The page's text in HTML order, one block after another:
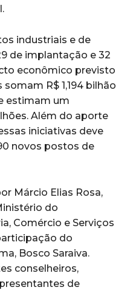
industriais e de
de implantação e 32
econômico previsto
R$ 1,194 bilhão
estimam um
Além do aporte
iniciativas deve
novos postos de
Márcio Elias Rosa,
do
Comércio e Serviços
do
Bosco Saraiva.
conselheiros,
de